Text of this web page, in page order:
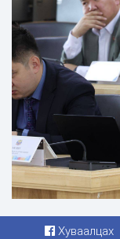
Хуваалцах